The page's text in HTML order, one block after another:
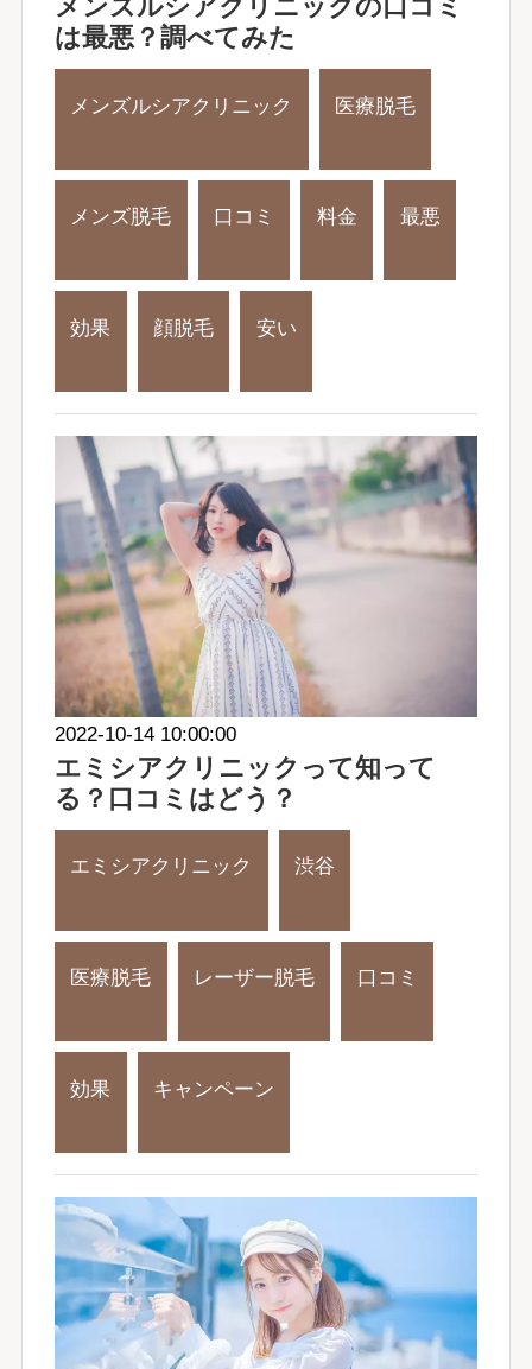
メンズルシアクリニックの口コミ
は最悪？調べてみた
メンズルシアクリニック 医療脱毛
メンズ脱毛 口コミ 料金 最悪
効果 顔脱毛 安い
2022-10-14 10:00:00
エミシアクリニックって知って
る？口コミはどう？
エミシアクリニック 渋谷
医療脱毛 レーザー脱毛 口コミ
効果 キャンペーン